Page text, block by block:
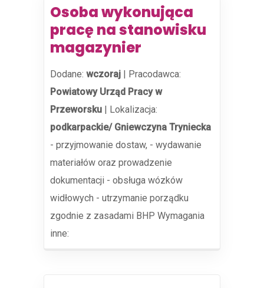
Osoba wykonująca
pracę na stanowisku
magazynier
Dodane: wczoraj | Pracodawca:
Powiatowy Urząd Pracy w
Przeworsku | Lokalizacja:
podkarpackie/ Gniewczyna Tryniecka
- przyjmowanie dostaw, - wydawanie
materiałów oraz prowadzenie
dokumentacji - obsługa wózków
widłowych - utrzymanie porządku
zgodnie z zasadami BHP Wymagania
inne: